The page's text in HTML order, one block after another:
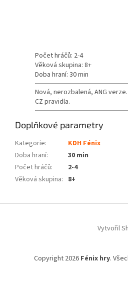
Počet hráčů: 2-4
Věková skupina: 8+
Doba hraní: 30 min
Nová, nerozbalená, ANG verze.
CZ pravidla.
Doplňkové parametry
Kategorie:
KDH Fénix
Doba hraní:
30 min
Počet hráčů:
2-4
Věková skupina: 8+
Vytvořil
Copyright 2026 Fénix hry.